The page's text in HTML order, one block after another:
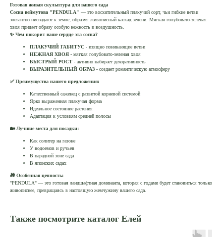
Готовая живая скульптура для вашего сада
Сосна веймутова "PENDULA" — это восхитительный плакучий сорт, чьи гибкие ветви
элегантно ниспадают к земле, образуя живописный каскад зелени. Мягкая голубовато-зеленая
хвоя придает образу особую нежность и воздушность.
✨ Чем покорит ваше сердце эта сосна?
ПЛАКУЧИЙ ГАБИТУС - изящно поникающие ветви
НЕЖНАЯ ХВОЯ - мягкая голубовато-зеленая хвоя
БЫСТРЫЙ РОСТ - активно набирает декоративность
ВЫРАЗИТЕЛЬНЫЙ ОБРАЗ - создает романтическую атмосферу
✅ Преимущества нашего предложения:
Качественный саженец с развитой корневой системой
Ярко выраженная плакучая форма
Идеальное состояние растения
Адаптация к условиям средней полосы
🏡 Лучшие места для посадки:
Как солитер на газоне
У водоемов и ручьев
В парадной зоне сада
В японских садах
🎁 Особенная ценность:
"PENDULA" — это готовая ландшафтная доминанта, которая с годами будет становиться только
живописнее, превращаясь в настоящую жемчужину вашего сада.
Также посмотрите каталог Елей